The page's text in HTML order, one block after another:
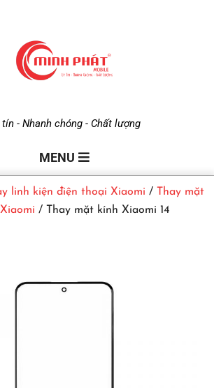
tín - Nhanh chóng - Chất lượng
MENU
linh kiện điện thoại Xiaomi /
Thay mặt
/ Thay mặt kính Xiaomi 14